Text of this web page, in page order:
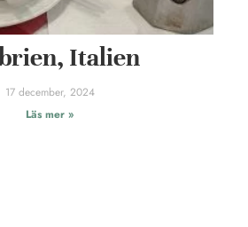
Italien
17 december, 2024
Läs mer »